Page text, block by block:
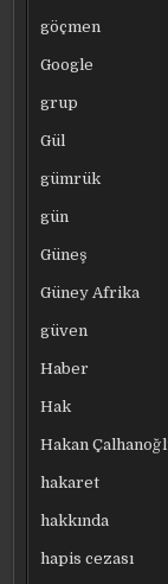
göçmen
Google
grup
Gül
gümrük
gün
Güneş
Güney Afrika
güven
Haber
Hak
Hakan
hakaret
hakkında
hapis cezası